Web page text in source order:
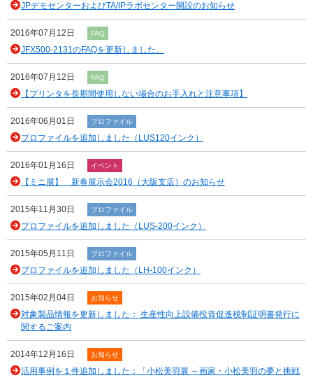
JPデモセンターおよびTA/IPラボセンター開設のお知らせ
2016年07月12日 FAQ
JFX500-2131のFAQを更新しました。
2016年07月12日 FAQ
【プリンタを長期間使用しない場合のお手入れと注意事項】
2016年06月01日 プロファイル
プロファイルを追加しました（LUS120インク）
2016年01月16日 イベント
【ミニ展】 新春展示会2016（大阪支店）のお知らせ
2015年11月30日 プロファイル
プロファイルを追加しました（LUS-200インク）
2015年05月11日 プロファイル
プロファイルを追加しました（LH-100インク）
2015年02月04日 お知らせ
対象製品情報を更新しました： 生産性向上設備投資促進税制証明書発行に
関するご案内
2014年12月16日 お知らせ
活用事例を１件追加しました：「小松美羽展 ～画家・小松美羽の夢と挑戦